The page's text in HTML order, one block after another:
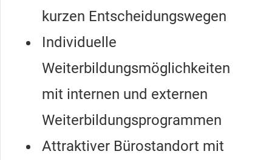
kurzen Entscheidungswegen
Individuelle
Weiterbildungsmöglichkeiten
mit internen und externen
Weiterbildungsprogrammen
Attraktiver Bürostandort mit